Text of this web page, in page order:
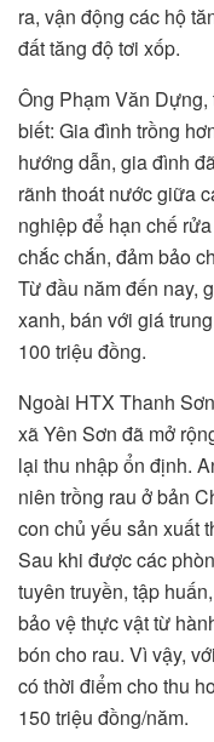
ra, vận động các hộ
đất tăng độ tơi xốp.
Ông Phạm Văn
biết: Gia đình trồng
hướng dẫn, gia đình
rãnh thoát nước giữa
nghiệp để hạn chế
chắc chắn, đảm bảo
Từ đầu năm đến nay,
xanh, bán với giá
100 triệu đồng.
Ngoài HTX Thanh
xã Yên Sơn đã mở
lại thu nhập ổn định.
niên trồng rau ở bản
con chủ yếu sản xuất
Sau khi được các
tuyên truyền, tập
bảo vệ thực vật từ
bón cho rau. Vì vậy,
có thời điểm cho thu
150 triệu đồng/năm.